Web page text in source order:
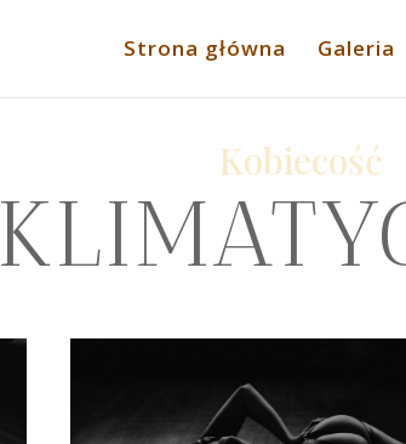
Strona główna Galeria
Kobiecość